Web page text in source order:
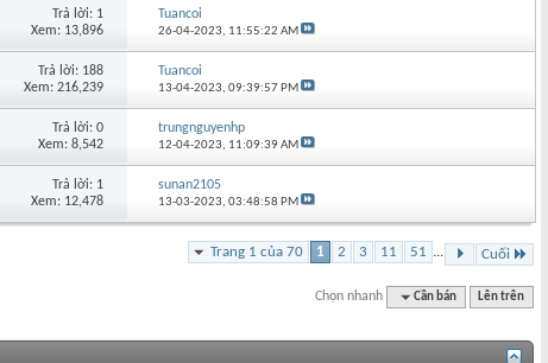
Trả lời: 1
Xem: 13,896
Tuancoi
26-04-2023, 11:55:22 AM
Trả lời: 188
Xem: 216,239
Tuancoi
13-04-2023,09:39:57 PM
Trả lời: 0
Xem: 8,542
trungnguyenhp
12-04-2023, 11:09:39 AM
Trả lời: 1
Xem: 12,478
sunan2105
13-03-2023,03:48:58 PM
Trang 1 của 70 1 2 3 11 51 ... Cuối
Chọn nhanh Cần bán Lên trên